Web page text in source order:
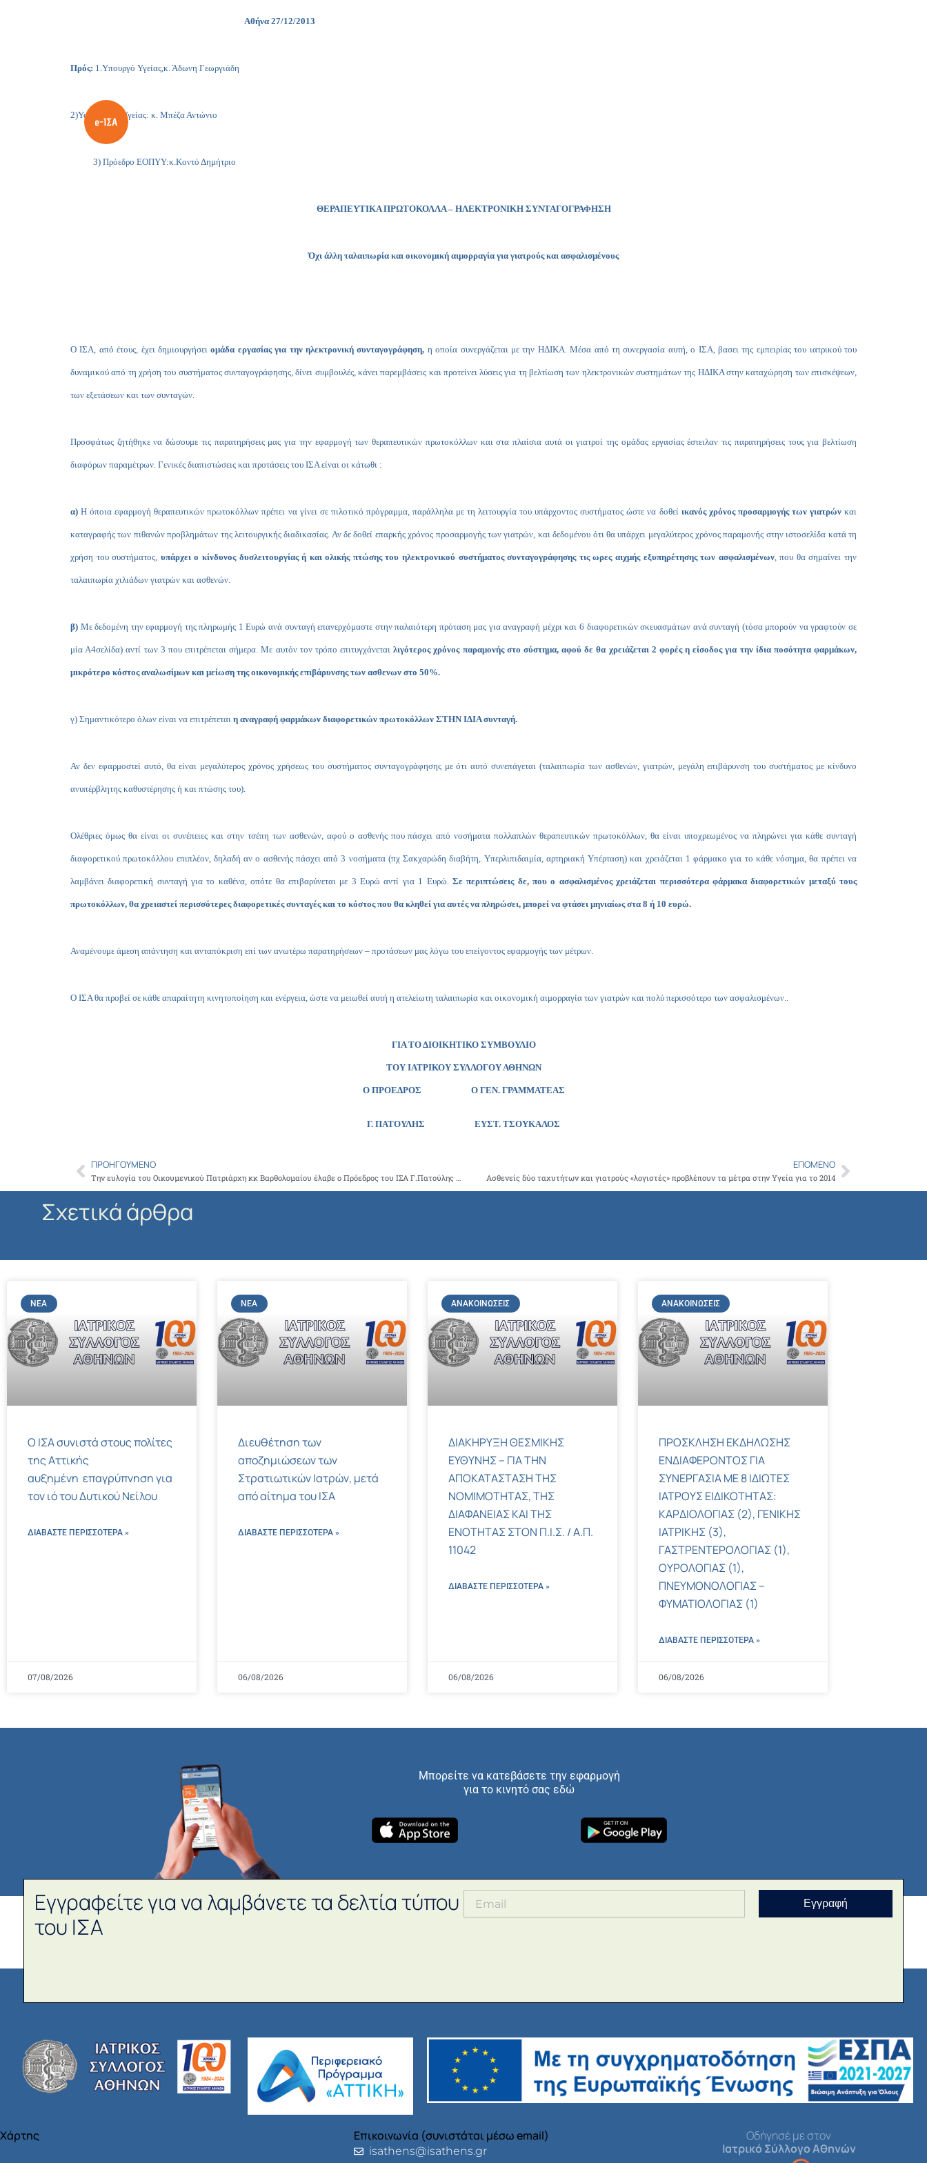
Αθήνα 27/12/2013
Πρός: 1.Υπουργό Υγείας,κ. Άδωνη Γεωργιάδη
2)Υφυπουργό Υγείας: κ. Μπέζα Αντώνιο
3) Πρόεδρο ΕΟΠΥΥ:κ.Κοντό Δημήτριο
ΘΕΡΑΠΕΥΤΙΚΑ ΠΡΩΤΟΚΟΛΛΑ – ΗΛΕΚΤΡΟΝΙΚΗ ΣΥΝΤΑΓΟΓΡΑΦΗΣΗ
Όχι άλλη ταλαιπωρία και οικονομική αιμορραγία για γιατρούς και ασφαλισμένους
Ο ΙΣΑ, από έτους, έχει δημιουργήσειομάδα εργασίας για την ηλεκτρονική συνταγογράφηση, η οποία συνεργάζεται με την ΗΔΙΚΑ. Μέσα από τη συνεργασία αυτή, ο ΙΣΑ, βασει της εμπειρίας του ιατρικού του
δυναμικού από τη χρήση του συστήματος συνταγογράφησης, δίνει συμβουλές, κάνει παρεμβάσεις και προτείνει λύσεις για τη βελτίωση των ηλεκτρονικών συστημάτων της ΗΔΙΚΑ στην καταχώρηση των επισκέψεων,
των εξετάσεων και των συνταγών.
Προσφάτως ζητήθηκε να δώσουμε τις παρατηρήσεις μας για την εφαρμογή των θεραπευτικών πρωτοκόλλων και στα πλαίσια αυτά οι γιατροί της ομάδας εργασίας έστειλαν τις παρατηρήσεις τους για βελτίωση
διαφόρων παραμέτρων. Γενικές διαπιστώσεις και προτάσεις του ΙΣΑ είναι οι κάτωθι :
α) Η όποια εφαρμογή θεραπευτικών πρωτοκόλλων πρέπει να γίνει σε πιλοτικό πρόγραμμα, παράλληλα με τη λειτουργία του υπάρχοντος συστήματος ώστε να δοθεί ικανός χρόνος προσαρμογής των γιατρώνκαι
καταγραφής των πιθανών προβλημάτων της λειτουργικής διαδικασίας. Αν δε δοθεί επαρκής χρόνος προσαρμογής των γιατρών, και δεδομένου ότι θα υπάρχει μεγαλύτερος χρόνος παραμονής στην ιστοσελίδα κατά τη
χρήση του συστήματος, υπάρχει ο κίνδυνος δυσλειτουργίας ή και ολικής πτώσης του ηλεκτρονικού συστήματος συνταγογράφησης τις ωρες αιχμής εξυπηρέτησης των ασφαλισμένων, που θα σημαίνει την
ταλαιπωρία χιλιάδων γιατρών και ασθενών.
β) Με δεδομένη την εφαρμογή της πληρωμής 1 Ευρώ ανά συνταγή επανερχόμαστε στην παλαιότερη πρόταση μας για αναγραφή μέχρι και 6 διαφορετικών σκευασμάτων ανά συνταγή (τόσα μπορούν να γραφτούν σε
μία Α4σελίδα) αντί των 3 που επιτρέπεται σήμερα. Με αυτόν τον τρόπο επιτυγχάνεταιλιγότερος χρόνος παραμονής στο σύστημα, αφού δε θα χρειάζεται 2 φορές η είσοδος για την ίδια ποσότητα φαρμάκων,
μικρότερο κόστος αναλωσίμων και μείωση της οικονομικής επιβάρυνσης των ασθενων στο 50%.
γ) Σημαντικότερο όλων είναι να επιτρέπεται η αναγραφή φαρμάκων διαφορετικών πρωτοκόλλων ΣΤΗΝ ΙΔΙΑ συνταγή.
Αν δεν εφαρμοστεί αυτό, θα είναι μεγαλύτερος χρόνος χρήσεως του συστήματος συνταγογράφησης με ότι αυτό συνεπάγεται (ταλαιπωρία των ασθενών, γιατρών, μεγάλη επιβάρυνση του συστήματος με κίνδυνο
ανυπέρβλητης καθυστέρησης ή και πτώσης του).
Ολέθριες όμως θα είναι οι συνέπειες και στην τσέπη των ασθενών, αφού ο ασθενής που πάσχει από νοσήματα πολλαπλών θεραπευτικών πρωτοκόλλων, θα είναι υποχρεωμένος να πληρώνει για κάθε συνταγή
διαφορετικού πρωτοκόλλου επιπλέον, δηλαδή αν ο ασθενής πάσχει από 3 νοσήματα (πχ Σακχαρώδη διαβήτη, Υπερλιπιδαιμία, αρτηριακή Υπέρταση) και χρειάζεται 1 φάρμακο για το κάθε νόσημα, θα πρέπει να
λαμβάνει διαφορετική συνταγή για το καθένα, οπότε θα επιβαρύνεται με 3 Ευρώ αντί για 1 Ευρώ. Σε περιπτώσεις δε, που ο ασφαλισμένος χρειάζεται περισσότερα φάρμακα διαφορετικών μεταξύ τους
πρωτοκόλλων, θα χρειαστεί περισσότερες διαφορετικές συνταγές και το κόστος που θα κληθεί για αυτές να πληρώσει, μπορεί να φτάσει μηνιαίως στα 8 ή 10 ευρώ.
Αναμένουμε άμεση απάντηση και ανταπόκριση επί των ανωτέρω παρατηρήσεων – προτάσεων μας λόγω του επείγοντος εφαρμογής των μέτρων.
Ο ΙΣΑ θα προβεί σε κάθε απαραίτητη κινητοποίηση και ενέργεια, ώστε να μειωθεί αυτή η ατελείωτη ταλαιπωρία και οικονομική αιμορραγία των γιατρών και πολύ περισσότερο των ασφαλισμένων..
ΓΙΑ ΤΟ ΔΙΟΙΚΗΤΙΚΟ ΣΥΜΒΟΥΛΙΟ
ΤΟΥ ΙΑΤΡΙΚΟΥ ΣΥΛΛΟΓΟΥ ΑΘΗΝΩΝ
Ο ΠΡΟΕΔΡΟΣ Ο ΓΕΝ. ΓΡΑΜΜΑΤΕΑΣ
Γ. ΠΑΤΟΥΛΗΣ ΕΥΣΤ. ΤΣΟΥΚΑΛΟΣ
Prev
ΠΡΟΗΓΟΎΜΕΝΟ
Την ευλογία του Οικουμενικού Πατριάρχη κκ Βαρθολομαίου έλαβε ο Πρόεδρος του ΙΣΑ Γ.Πατούλης για τη συνέχιση του έργου του Ιατρείου Κοινωνικής Αποστολής
ΕΠΌΜΕΝΟ
Ασθενείς δύο ταχυτήτων και γιατρούς «λογιστές» προβλέπουν τα μέτρα στην Υγεία για το 2014Next
Σχετικά άρθρα
ΝΈΑ
Ο ΙΣΑ συνιστά στους πολίτες
της Αττικής
αυξημένη επαγρύπνηση για
τον ιό του Δυτικού Νείλου
ΔΙΑΒΑΣΤΕ ΠΕΡΙΣΣΌΤΕΡΑ »
07/08/2026
ΝΈΑ
Διευθέτηση των
αποζημιώσεων των
Στρατιωτικών Ιατρών, μετά
από αίτημα του ΙΣΑ
ΔΙΑΒΑΣΤΕ ΠΕΡΙΣΣΌΤΕΡΑ »
06/08/2026
ΑΝΑΚΟΙΝΏΣΕΙΣ
ΔΙΑΚΗΡΥΞΗ ΘΕΣΜΙΚΗΣ
ΕΥΘΥΝΗΣ – ΓΙΑ ΤΗΝ
ΑΠΟΚΑΤΑΣΤΑΣΗ ΤΗΣ
ΝΟΜΙΜΟΤΗΤΑΣ, ΤΗΣ
ΔΙΑΦΑΝΕΙΑΣ ΚΑΙ ΤΗΣ
ΕΝΟΤΗΤΑΣ ΣΤΟΝ Π.Ι.Σ. / Α.Π.
11042
ΔΙΑΒΑΣΤΕ ΠΕΡΙΣΣΌΤΕΡΑ »
06/08/2026
ΑΝΑΚΟΙΝΏΣΕΙΣ
ΠΡΟΣΚΛΗΣΗ ΕΚΔΗΛΩΣΗΣ
ΕΝΔΙΑΦΕΡΟΝΤΟΣ ΓΙΑ
ΣΥΝΕΡΓΑΣΙΑ ΜΕ 8 ΙΔΙΩΤΕΣ
ΙΑΤΡΟΥΣ ΕΙΔΙΚΟΤΗΤΑΣ:
ΚΑΡΔΙΟΛΟΓΙΑΣ (2), ΓΕΝΙΚΗΣ
ΙΑΤΡΙΚΗΣ (3),
ΓΑΣΤΡΕΝΤΕΡΟΛΟΓΙΑΣ (1),
ΟΥΡΟΛΟΓΙΑΣ (1),
ΠΝΕΥΜΟΝΟΛΟΓΙΑΣ –
ΦΥΜΑΤΙΟΛΟΓΙΑΣ (1)
ΔΙΑΒΑΣΤΕ ΠΕΡΙΣΣΌΤΕΡΑ »
06/08/2026
Μπορείτε να κατεβάσετε την εφαρμογή
για το κινητό σας εδώ
Εγγραφείτε για να λαμβάνετε τα δελτία τύπου
του ΙΣΑ
Εγγραφή
Χάρτης Επικοινωνία (συνιστάται μέσω email)
isathens@isathens.gr
Οδήγησέ με στον
Ιατρικό Σύλλογο Αθηνών